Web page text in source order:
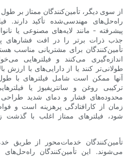
از سوی دیگر، تأمین‌کنندگان ممتاز بر
راه‌حل‌های مهندسی‌شده تأکید دارند.
پیشرفته - مانند لایه‌های مصنوعی یا
جذب ذرات برتر را در افت فشارهای
تأمین‌کنندگان برای مشتریانی مناسب
اندازه‌گیری می‌کنند و فیلترهایی
طولانی‌تر کنند یا از دارایی‌های با ارزش
آنها ممکن است شامل فیلترهای با
ترکیبی روغن و سانتریفیوژ یا
محدوده‌های فشار و دمای شدید طراحی
زمان از کارافتادگی پرهزینه است و
شود، فیلترهای ممتاز اغلب با گذشت
تأمین‌کنندگان خدمات‌محور از طریق
می‌شوند. این تأمین‌کنندگان